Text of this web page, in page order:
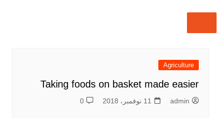
Agriculture
Taking foods on basket made easier
admin 11 نوفمبر، 2018 0